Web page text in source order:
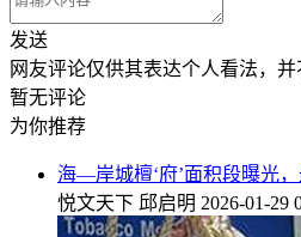
发送
网友评论仅供其表达个人看法，
暂无评论
为你推荐
海—岸城檀‘府’面积段曝光
悦文天下 邱启明 2026-01-29